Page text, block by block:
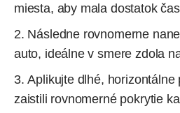
miesta, aby mala dostatok
Následne rovnomerne
auto, ideálne v smere zdola
Aplikujte dlhé, horizontálne
zaistili rovnomerné pokrytie